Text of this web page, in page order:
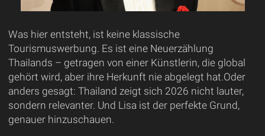
Was hier entsteht, ist keine klassische
Tourismuswerbung. Es ist eine Neuerzählung
Thailands – getragen von einer Künstlerin, die global
gehört wird, aber ihre Herkunft nie abgelegt hat.Oder
anders gesagt: Thailand zeigt sich 2026 nicht lauter,
sondern relevanter. Und Lisa ist der perfekte Grund,
genauer hinzuschauen.